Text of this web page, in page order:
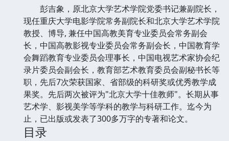
彭吉象，原北京大学艺术学院党委书记兼副院长，
现任重庆大学电影学院常务副院长和北京大学艺术学院
教授、博导, 兼任中国高教美育专业委员会常务副会
长，中国高教影视专业委员会常务副会长，中国教育学
会舞蹈教育专业委员会理事长，中国电视艺术家协会纪
录片委员会副会长，教育部艺术教育委员会副秘书长等
职，先后7次荣获国家、省部级的科研奖或优秀教学成
果奖。先后两次被评为"北京大学十佳教师"。长期从事
艺术学、影视美学等学科的教学与科研工作。迄今为
止，已出版或发表了300多万字的专著和论文。
目录